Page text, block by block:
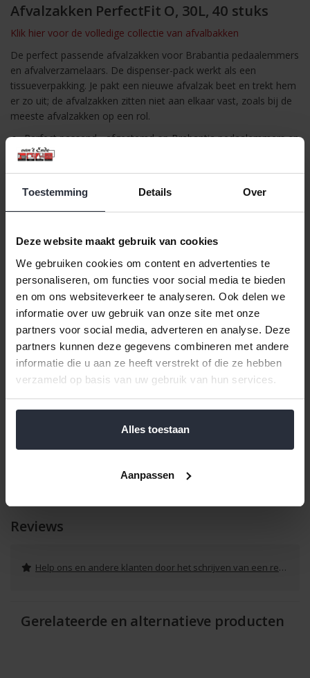
Toestemming Details Over
Deze website maakt gebruik van cookies
We gebruiken cookies om content en advertenties te
personaliseren, om functies voor social media te bieden
en om ons websiteverkeer te analyseren. Ook delen we
informatie over uw gebruik van onze site met onze
partners voor social media, adverteren en analyse. Deze
partners kunnen deze gegevens combineren met andere
informatie die u aan ze heeft verstrekt of die ze hebben
verzameld op basis van uw gebruik van hun services.
Alles toestaan
Aanpassen
Afvalzakken PerfectFit O, 30L, 40 stuks
Klik hier voor de volledige collectie van afvalbakken
De perfect passende afvalzakken voor Brabantia pedaalemmers
en afvalverzamelaars. De dispenser-pack werkt als een
tissueverpakking. Je pakt een nieuwe afvalzak beet en trekt hem
er zo uit; de afvalzakken zitten niet aan elkaar vast, zoals bij de
meeste afvalzakken op een rol.
Perfect passend - afgestemd op Brabantia pedaalemmers en
afvalverzamelaars
Dispenser verpakking - afvalzakken zijn eenvoudig per stuk
uit de verpakking te halen
Reviews
Help ons en andere klanten door het schrijven van een review
Gerelateerde en alternatieve producten